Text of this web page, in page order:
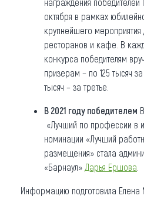
октября в рамках
крупнейшего мероприятия
ресторанов и кафе. В
конкурса победителям
призерам – по 125 тысяч
тысяч – за третье.
В 2021 году победителем
«Лучший по профессии в
номинации «Лучший
размещения» стала
«Барнаул» Дарья Ершова
Информацию подготовила Елена